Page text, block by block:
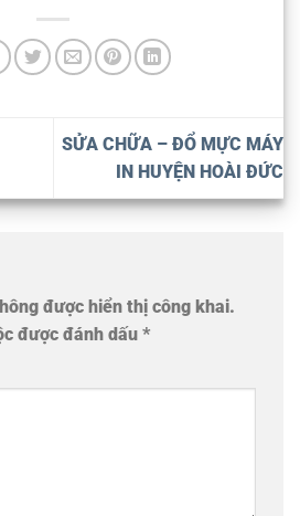
SỬA CHỮA – ĐỔ MỰC MÁY
IN HUYỆN HOÀI ĐỨC
được hiển thị công khai.
được đánh dấu *